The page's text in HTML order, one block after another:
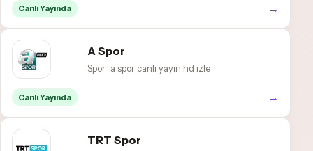
Canlı Yayında →
A Spor
Spor · a spor canlı yayın hd izle
Canlı Yayında →
TRT Spor